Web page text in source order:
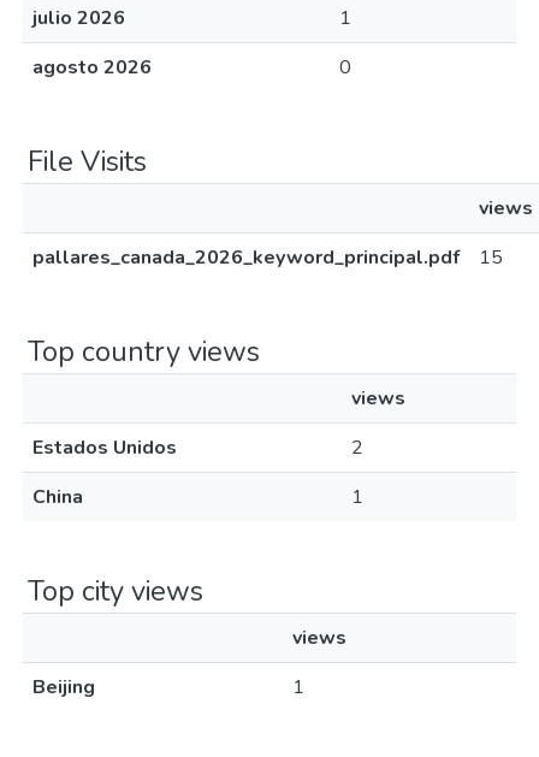
julio 2026
1
agosto 2026
0
File Visits
views
pallares_canada_2026_keyword_principal.pdf
15
Top country views
views
Estados Unidos
2
China
1
Top city views
views
Beijing
1